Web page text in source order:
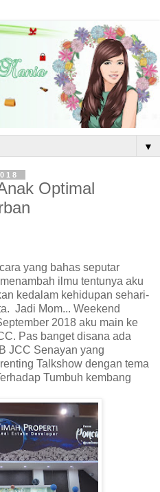
▼
Optimal
yang bahas seputar
ilmu tentunya aku
kedalam kehidupan sehari-
Jadi Mom... Weekend
2018 aku main ke
Pas banget disana ada
JCC Senayan yang
Talkshow dengan tema
Tumbuh kembang